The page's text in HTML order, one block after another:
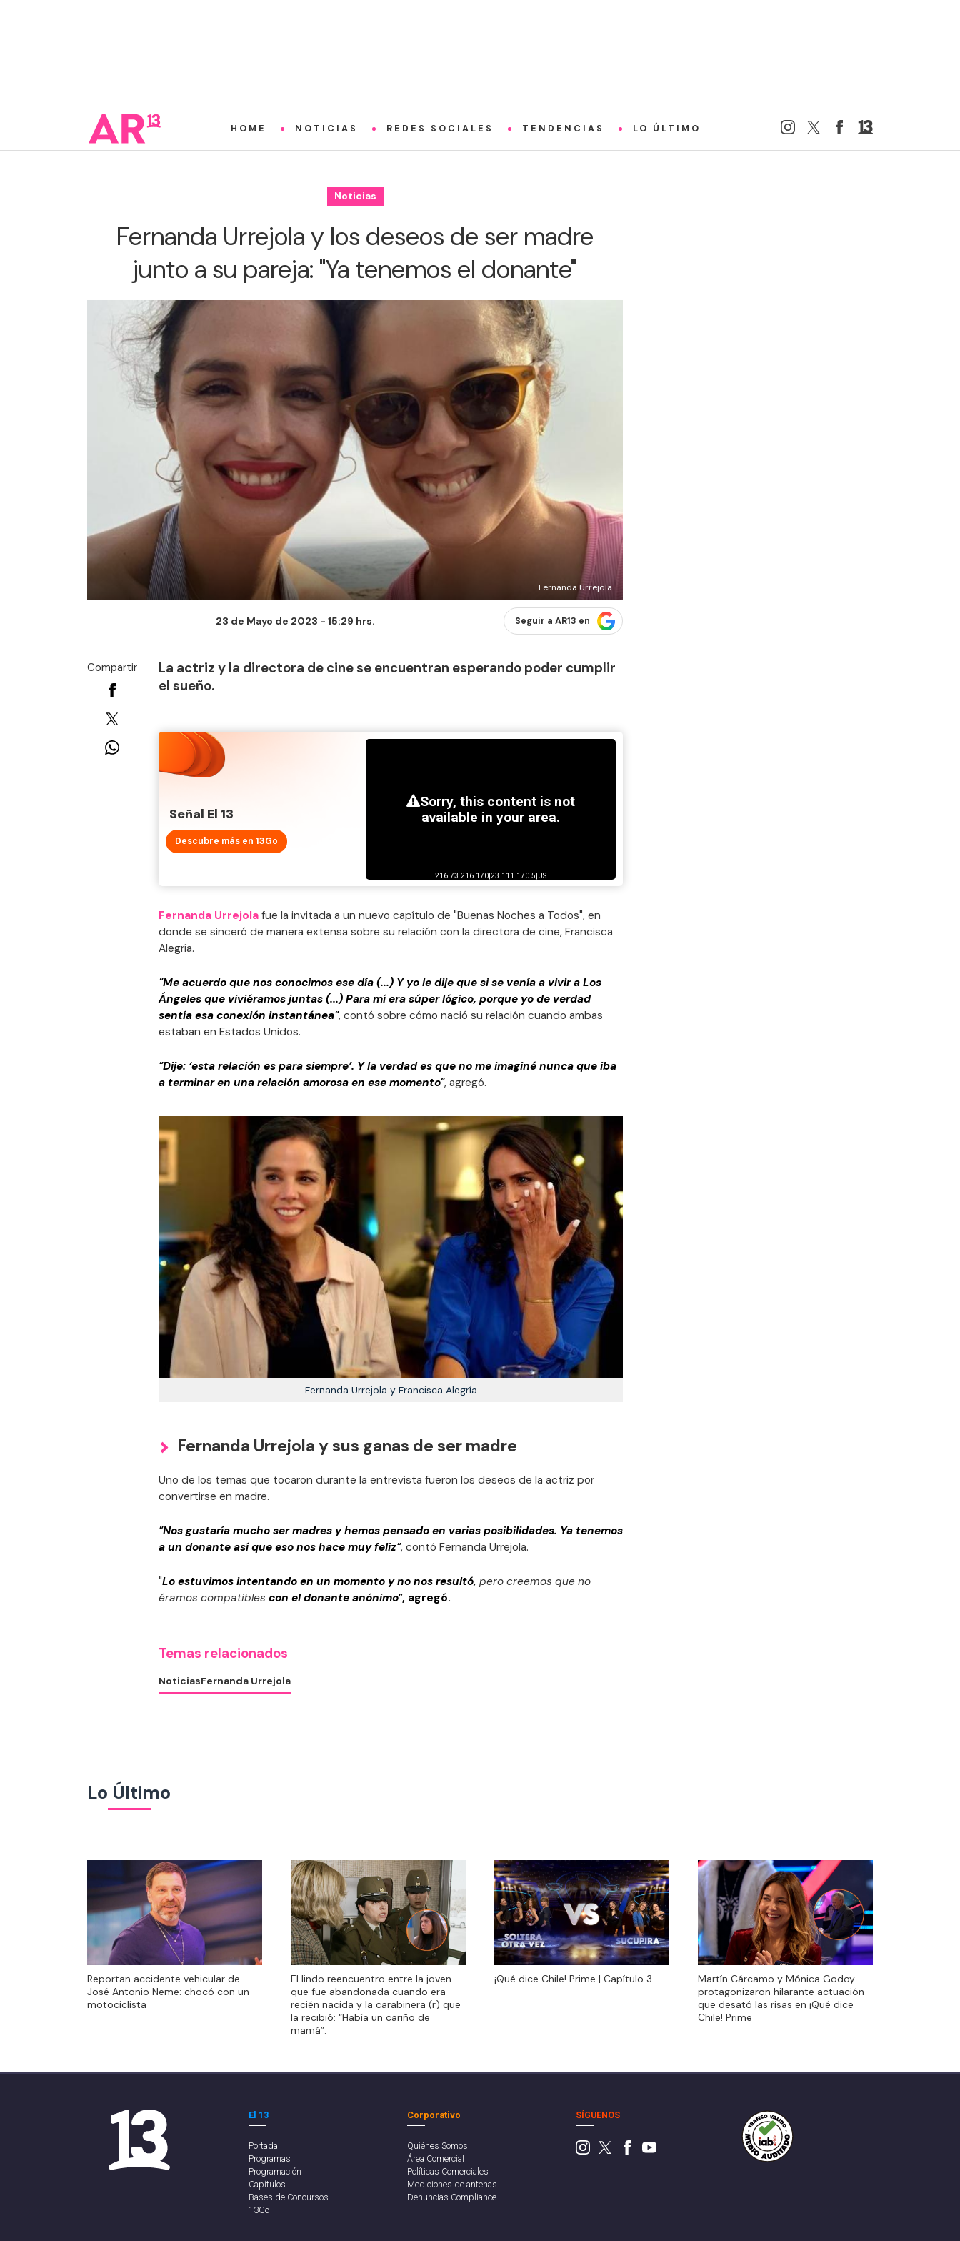
HOME NOTICIAS REDES SOCIALES TENDENCIAS LO ÚLTIMO
Noticias
Fernanda Urrejola y los deseos de ser madre
junto a su pareja: "Ya tenemos el donante"
Fernanda Urrejola
23 de Mayo de 2023 - 15:29 hrs. Seguir a AR13 en
Compartir
La actriz y la directora de cine se encuentran esperando poder cumplir
el sueño.
Señal El 13
Descubre más en 13Go
Fernanda Urrejola fue la invitada a un nuevo capítulo de "Buenas Noches a Todos", en
donde se sinceró de manera extensa sobre su relación con la directora de cine, Francisca
Alegría.
"Me acuerdo que nos conocimos ese día (...) Y yo le dije que si se venía a vivir a Los
Ángeles que viviéramos juntas (...) Para mí era súper lógico, porque yo de verdad
sentía esa conexión instantánea", contó sobre cómo nació su relación cuando ambas
estaban en Estados Unidos.
"Dije: ‘esta relación es para siempre’. Y la verdad es que no me imaginé nunca que iba
a terminar en una relación amorosa en ese momento", agregó.
Fernanda Urrejola y Francisca Alegría
Fernanda Urrejola y sus ganas de ser madre
Uno de los temas que tocaron durante la entrevista fueron los deseos de la actriz por
convertirse en madre.
"Nos gustaría mucho ser madres y hemos pensado en varias posibilidades. Ya tenemos
a un donante así que eso nos hace muy feliz", contó Fernanda Urrejola.
"Lo estuvimos intentando en un momento y no nos resultó, pero creemos que no
éramos compatibles con el donante anónimo", agregó.
Temas relacionados
NoticiasFernanda Urrejola
Lo Último
Reportan accidente vehicular de
José Antonio Neme: chocó con un
motociclista
que fue abandonada cuando era
recién nacida y la carabinera (r) que
la recibió: “Había un cariño de
mamá”:
El lindo reencuentro entre la joven
que fue abandonada cuando era
recién nacida y la carabinera (r) que
la recibió: “Había un cariño de
mamá”:
¡Qué dice Chile! Prime | Capítulo 3
protagonizaron hilarante actuación
que desató las risas en ¡Qué dice
Chile! Prime
Martín Cárcamo y Mónica Godoy
protagonizaron hilarante actuación
que desató las risas en ¡Qué dice
Chile! Prime
El 13
Portada
Programas
Programación
Capítulos
Bases de Concursos
13Go
Corporativo
Quiénes Somos
Área Comercial
Políticas Comerciales
Mediciones de antenas
Denuncias Compliance
SÍGUENOS